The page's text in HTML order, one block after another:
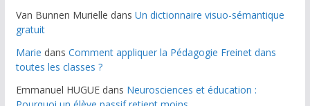
Van Bunnen Murielle dans Un dictionnaire visuo-sémantique
gratuit
Marie dans Comment appliquer la Pédagogie Freinet dans
toutes les classes ?
Emmanuel HUGUEdans Neurosciences et éducation :